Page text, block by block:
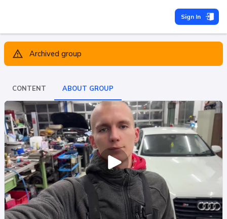
Sign In
Archived group
CONTENT ABOUT GROUP